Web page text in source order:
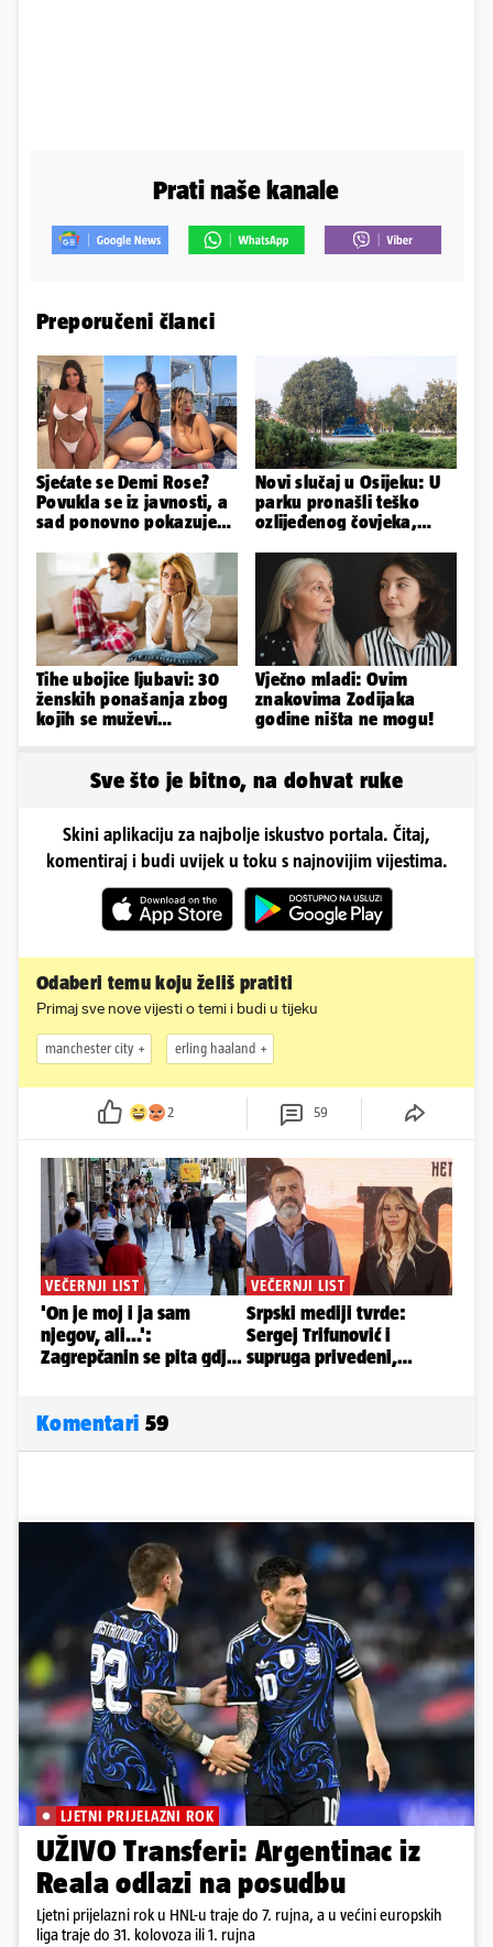
Prati naše kanale
Preporučeni članci
Sjećate se Demi Rose?
Povukla se iz javnosti, a
sad ponovno pokazuje
Novi slučaj u Osijeku: U
parku pronašli teško
ozlijeđenog čovjeka,
Tihe ubojice ljubavi: 30
ženskih ponašanja zbog
kojih se muževi
Vječno mladi: Ovim
znakovima Zodijaka
godine ništa ne mogu!
Sve što je bitno, na dohvat ruke
Skini aplikaciju za najbolje iskustvo portala. Čitaj,
komentiraj i budi uvijek u toku s najnovijim vijestima.
Odaberi temu koju želiš pratiti
Primaj sve nove vijesti o temi i budi u tijeku
manchester city erling haaland
2 59
Komentari 59
LJETNI PRIJELAZNI ROK
UŽIVO Transferi: Argentinac iz
Reala odlazi na posudbu
Ljetni prijelazni rok u HNL-u traje do 7. rujna, a u većini europskih
liga traje do 31. kolovoza ili 1. rujna